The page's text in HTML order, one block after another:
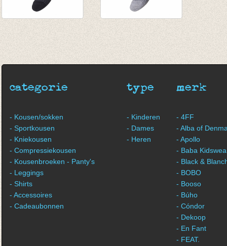
categorie
- Kousen/sokken
- Sportkousen
- Kniekousen
- Compressiekousen
- Kousenbroeken - Panty's
- Leggings
- Shirts
- Accessoires
- Cadeaubonnen
type
- Kinderen
- Dames
- Heren
merk
- 4FF
- Alba of
- Apollo
- Baba
- Black &
- BOBO
- Booso
- Búho
- Cóndor
- Dekoop
- En Fant
- FEAT.